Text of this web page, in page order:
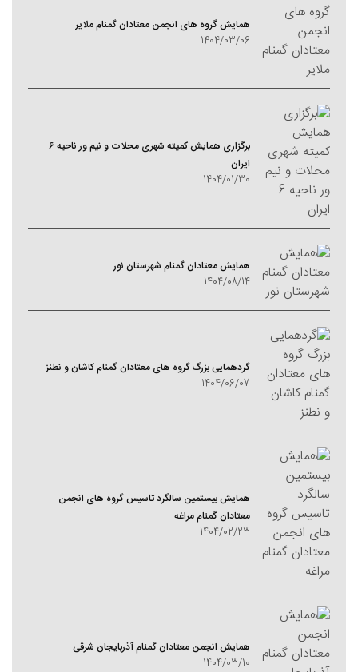
همایش گروه های انجمن معتادان گمنام ملایر
1404/03/06
برگزاری همایش کمیته شهری محلات و نیم ور ناحیه 6
ایران
1404/01/30
همایش معتادان گمنام شهرستان نور
1404/08/14
گردهمایی بزرگ گروه های معتادان گمنام کاشان و نطنز
1404/06/07
همایش بیستمین سالگرد تاسیس گروه های انجمن
معتادان گمنام مراغه
1404/02/23
همایش انجمن معتادان گمنام آذربایجان شرقی
1404/03/10